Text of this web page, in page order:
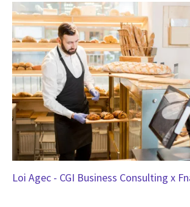
Loi Agec - CGI Business Consulting x